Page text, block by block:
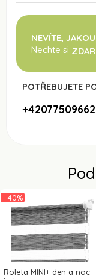
NEVÍTE,
Nechte si
POTŘEBUJETE
Roleta MINI+ den a noc -
- 40%